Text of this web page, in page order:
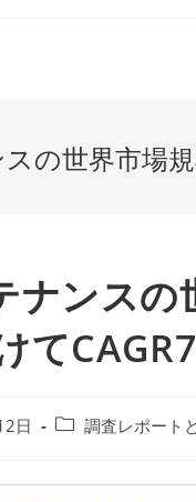
の世界市場
ナンスの
て
日
投
調査レポート